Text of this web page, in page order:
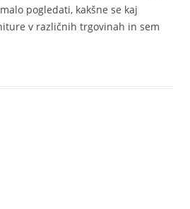
pogledati, kakšne se kaj
v različnih trgovinah in sem